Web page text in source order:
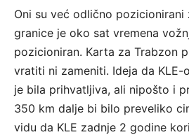
Oni su već odlično pozicionirani
granice je oko sat vremena
pozicioniran. Karta za Trabzon
vratiti ni zameniti. Ideja da KLE-
je bila prihvatljiva, ali nipošto i
350 km dalje bi bilo preveliko
vidu da KLE zadnje 2 godine